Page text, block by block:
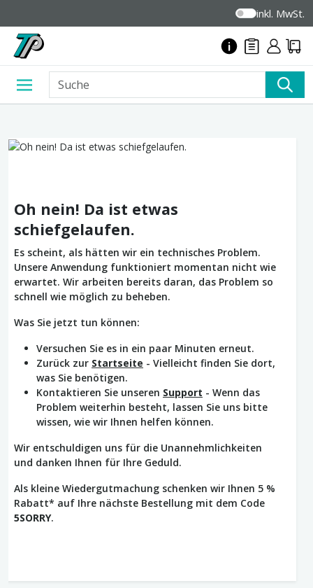
inkl. MwSt.
Oh nein! Da ist etwas
schiefgelaufen.
Es scheint, als hätten wir ein technisches Problem.
Unsere Anwendung funktioniert momentan nicht wie
erwartet. Wir arbeiten bereits daran, das Problem so
schnell wie möglich zu beheben.
Was Sie jetzt tun können:
Versuchen Sie es in ein paar Minuten erneut.
Zurück zur Startseite - Vielleicht finden Sie dort,
was Sie benötigen.
Kontaktieren Sie unseren Support - Wenn das
Problem weiterhin besteht, lassen Sie uns bitte
wissen, wie wir Ihnen helfen können.
Wir entschuldigen uns für die Unannehmlichkeiten
und danken Ihnen für Ihre Geduld.
Als kleine Wiedergutmachung schenken wir Ihnen 5 %
Rabatt* auf Ihre nächste Bestellung mit dem Code
5SORRY.